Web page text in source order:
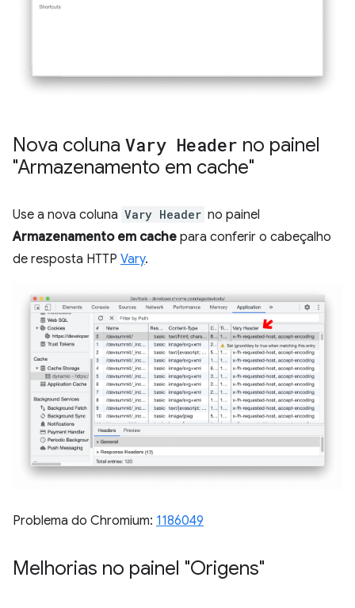
Nova coluna Vary Header no painel
"Armazenamento em cache"
Use a nova coluna Vary Header no painel
Armazenamento em cache para conferir o cabeçalho
de resposta HTTP Vary.
Problema do Chromium: 1186049
Melhorias no painel "Origens"